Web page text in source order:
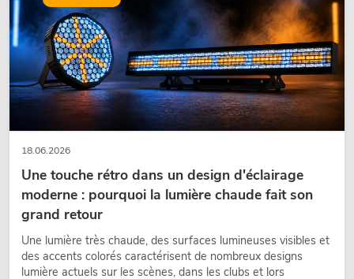
18.06.2026
Une touche rétro dans un design d'éclairage
moderne : pourquoi la lumière chaude fait son
grand retour
Une lumière très chaude, des surfaces lumineuses visibles et
des accents colorés caractérisent de nombreux designs
lumière actuels sur les scènes, dans les clubs et lors